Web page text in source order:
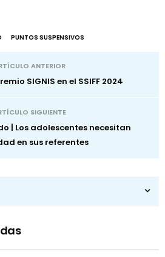
PUNTOS SUSPENSIVOS
ANTERIOR
SIGNIS en el SSIFF 2024
SIGUIENTE
| Los adolescentes necesitan
en sus referentes